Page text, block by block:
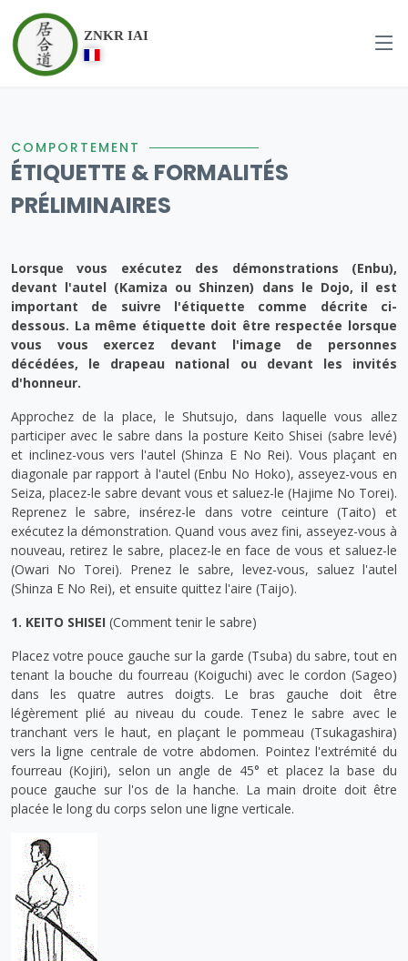
ZNKR IAI
COMPORTEMENT
ÉTIQUETTE & FORMALITÉS
PRÉLIMINAIRES
Lorsque vous exécutez des démonstrations (Enbu),
devant l'autel (Kamiza ou Shinzen) dans le Dojo, il est
important de suivre l'étiquette comme décrite ci-
dessous. La même étiquette doit être respectée lorsque
vous vous exercez devant l'image de personnes
décédées, le drapeau national ou devant les invités
d'honneur.
Approchez de la place, le Shutsujo, dans laquelle vous allez
participer avec le sabre dans la posture Keito Shisei (sabre levé)
et inclinez-vous vers l'autel (Shinza E No Rei). Vous plaçant en
diagonale par rapport à l'autel (Enbu No Hoko), asseyez-vous en
Seiza, placez-le sabre devant vous et saluez-le (Hajime No Torei).
Reprenez le sabre, insérez-le dans votre ceinture (Taito) et
exécutez la démonstration. Quand vous avez fini, asseyez-vous à
nouveau, retirez le sabre, placez-le en face de vous et saluez-le
(Owari No Torei). Prenez le sabre, levez-vous, saluez l'autel
(Shinza E No Rei), et ensuite quittez l'aire (Taijo).
1. KEITO SHISEI (Comment tenir le sabre)
Placez votre pouce gauche sur la garde (Tsuba) du sabre, tout en
tenant la bouche du fourreau (Koiguchi) avec le cordon (Sageo)
dans les quatre autres doigts. Le bras gauche doit être
légèrement plié au niveau du coude. Tenez le sabre avec le
tranchant vers le haut, en plaçant le pommeau (Tsukagashira)
vers la ligne centrale de votre abdomen. Pointez l'extrémité du
fourreau (Kojiri), selon un angle de 45° et placez la base du
pouce gauche sur l'os de la hanche. La main droite doit être
placée le long du corps selon une ligne verticale.